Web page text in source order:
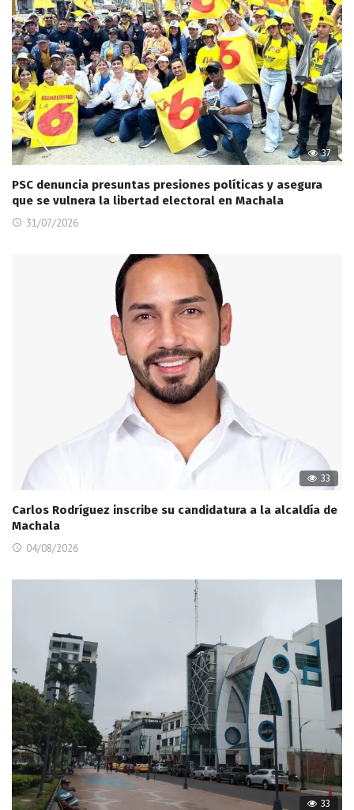
37
PSC denuncia presuntas presiones políticas y asegura
que se vulnera la libertad electoral en Machala
31/07/2026
33
Carlos Rodríguez inscribe su candidatura a la alcaldía de
Machala
04/08/2026
33